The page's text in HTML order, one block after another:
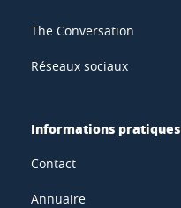
The Conversation
Réseaux sociaux
Informations pratiques
Contact
Annuaire